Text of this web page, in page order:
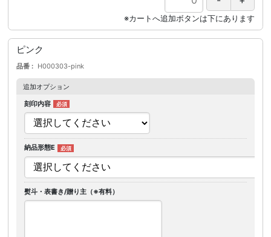
ピンク
品番 H000303-pink
追加オプション
刻印内容
納品形態E
熨斗・表書き/贈り主（※有料）